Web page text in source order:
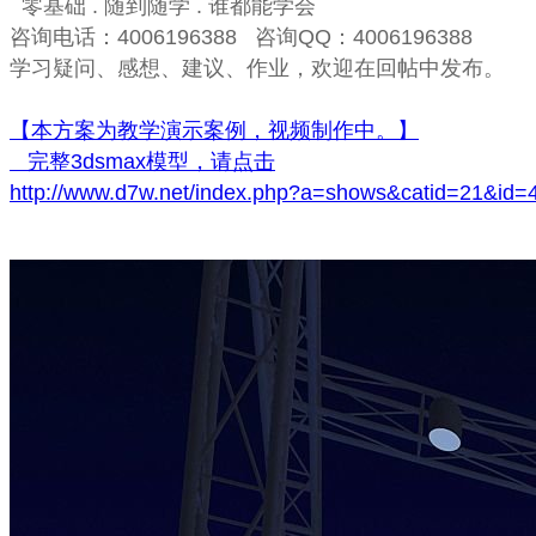
零基础 . 随到随学 . 谁都能学会
咨询电话：4006196388 咨询QQ：4006196388
学习疑问、感想、建议、作业，欢迎在回帖中发布。
【本方案为教学演示案例，视频制作中。】
完整3dsmax模型，请点击
http://www.d7w.net/